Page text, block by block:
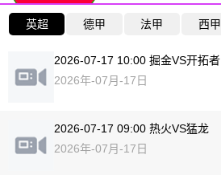
英超 德甲 法甲 西甲
2026-07-17 10:00 掘金VS开拓者
2026年-07月-17日
2026-07-17 09:00 热火VS猛龙
2026年-07月-17日